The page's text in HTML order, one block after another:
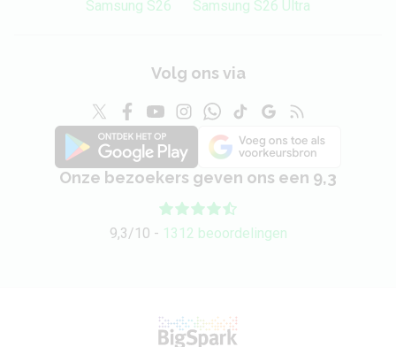
Samsung S26
Samsung S26 Ultra
Volg ons via
Onze bezoekers geven ons een 9,3
9,3/10 - 1312 beoordelingen